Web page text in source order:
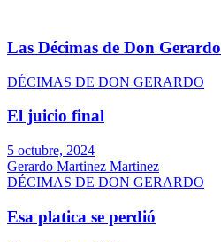
Las Décimas de Don Gerardo
DÉCIMAS DE DON GERARDO
El juicio final
5 octubre, 2024
Gerardo Martinez Martinez
DÉCIMAS DE DON GERARDO
Esa platica se perdió